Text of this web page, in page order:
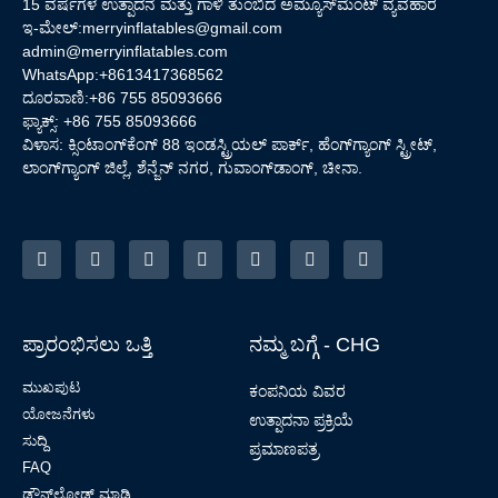
15 ವರ್ಷಗಳ ಉತ್ಪಾದನೆ ಮತ್ತು ಗಾಳಿ ತುಂಬಿದ ಅಮ್ಯೂಸ್‌ಮೆಂಟ್ ವ್ಯವಹಾರ
ಇ-ಮೇಲ್:merryinflatables@gmail.com
admin@merryinflatables.com
WhatsApp:+8613417368562
ದೂರವಾಣಿ:+86 755 85093666
ಫ್ಯಾಕ್ಸ್: +86 755 85093666
ವಿಳಾಸ: ಕ್ಸಿಂಟಾಂಗ್‌ಕೆಂಗ್ 88 ಇಂಡಸ್ಟ್ರಿಯಲ್ ಪಾರ್ಕ್, ಹೆಂಗ್‌ಗ್ಯಾಂಗ್ ಸ್ಟ್ರೀಟ್,
ಲಾಂಗ್‌ಗ್ಯಾಂಗ್ ಜಿಲ್ಲೆ, ಶೆನ್ಜೆನ್ ನಗರ, ಗುವಾಂಗ್‌ಡಾಂಗ್, ಚೀನಾ.
ಪ್ರಾರಂಭಿಸಲು ಒತ್ತಿ
ಮುಖಪುಟ
ಯೋಜನೆಗಳು
ಸುದ್ದಿ
FAQ
ಡೌನ್‌ಲೋಡ್ ಮಾಡಿ
ನಮ್ಮ ಬಗ್ಗೆ - CHG
ಕಂಪನಿಯ ವಿವರ
ಉತ್ಪಾದನಾ ಪ್ರಕ್ರಿಯೆ
ಪ್ರಮಾಣಪತ್ರ